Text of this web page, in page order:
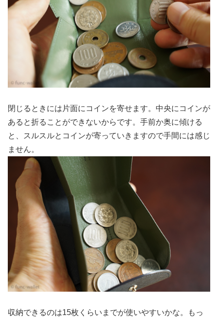
閉じるときには片面にコインを寄せます。中央にコインが
あると折ることができないからです。手前か奥に傾ける
と、スルスルとコインが寄っていきますので手間には感じ
ません。
収納できるのは15枚くらいまでが使いやすいかな。もっ